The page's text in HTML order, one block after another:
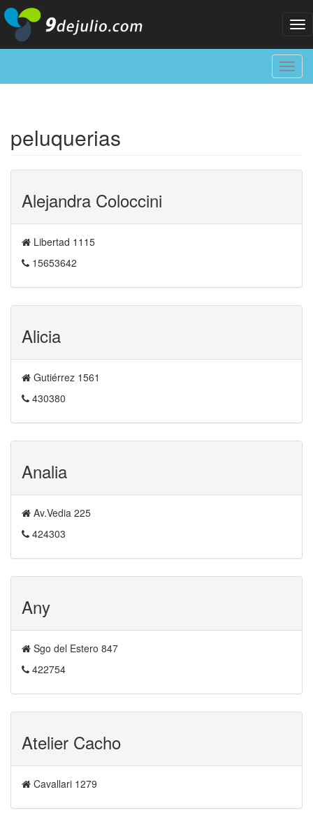
peluquerias
Alejandra Coloccini
Libertad 1115
15653642
Alicia
Gutiérrez 1561
430380
Analia
Av.Vedia 225
424303
Any
Sgo del Estero 847
422754
Atelier Cacho
Cavallari 1279